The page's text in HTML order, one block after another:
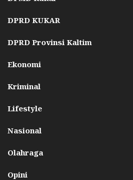
DPRD KUKAR
DPRD Provinsi Kaltim
Ekonomi
Kriminal
Lifestyle
Nasional
Olahraga
Opini